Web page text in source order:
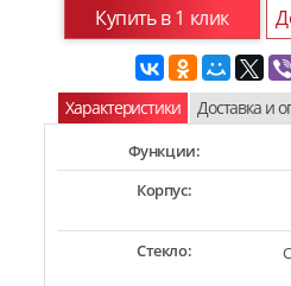
Купить в 1 клик
Характеристики Доставка и
Функции:
Корпус:
Стекло: